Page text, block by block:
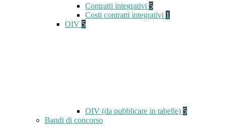
Contratti integrativi 5
Costi contratti integrativi 1
OIV 5
OIV (da pubblicare in tabelle) 5
Bandi di concorso